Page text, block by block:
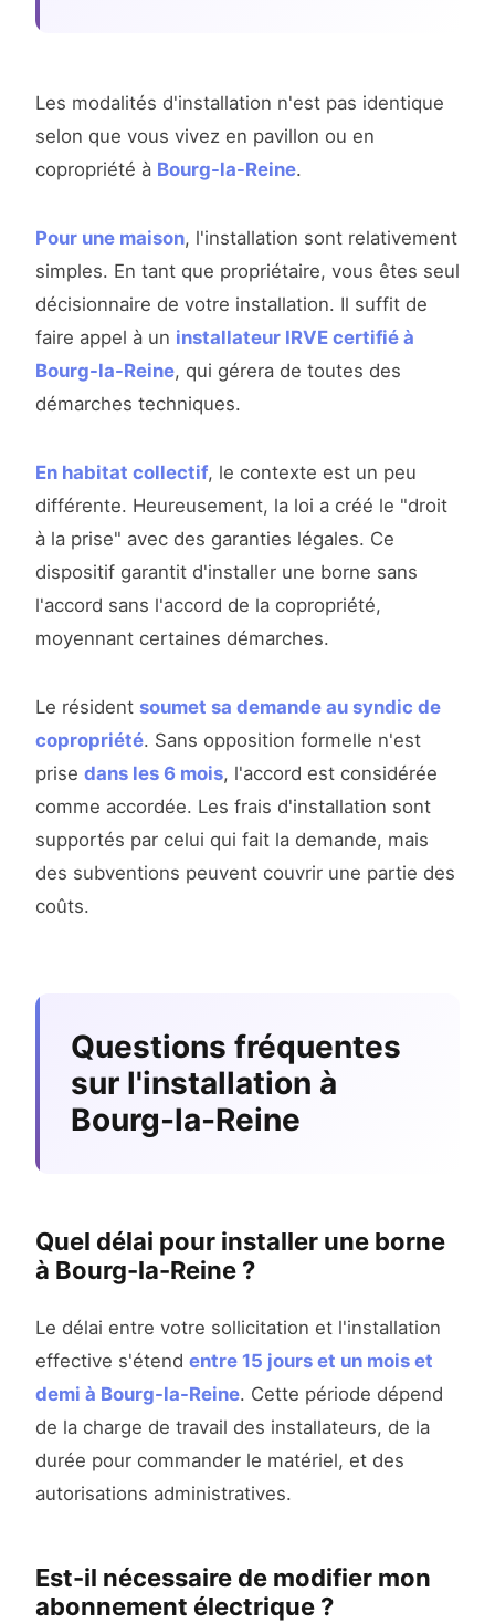
Les modalités d'installation n'est pas identique
selon que vous vivez en pavillon ou en
copropriété à Bourg-la-Reine.
Pour une maison, l'installation sont relativement
simples. En tant que propriétaire, vous êtes seul
décisionnaire de votre installation. Il suffit de
faire appel à un installateur IRVE certifié à
Bourg-la-Reine, qui gérera de toutes des
démarches techniques.
En habitat collectif, le contexte est un peu
différente. Heureusement, la loi a créé le "droit
à la prise" avec des garanties légales. Ce
dispositif garantit d'installer une borne sans
l'accord sans l'accord de la copropriété,
moyennant certaines démarches.
Le résident soumet sa demande au syndic de
copropriété. Sans opposition formelle n'est
prise dans les 6 mois, l'accord est considérée
comme accordée. Les frais d'installation sont
supportés par celui qui fait la demande, mais
des subventions peuvent couvrir une partie des
coûts.
Questions fréquentes
sur l'installation à
Bourg-la-Reine
Quel délai pour installer une borne
à Bourg-la-Reine ?
Le délai entre votre sollicitation et l'installation
effective s'étend entre 15 jours et un mois et
demi à Bourg-la-Reine. Cette période dépend
de la charge de travail des installateurs, de la
durée pour commander le matériel, et des
autorisations administratives.
Est-il nécessaire de modifier mon
abonnement électrique ?